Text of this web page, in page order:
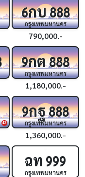
6กบ888
กรุงเทพมหานคร
790,000.-
9กต888
กรุงเทพมหานคร
1,180,000.-
42
9กฐ888
กรุงเทพมหานคร
1,360,000.-
ฉท 999
กรุงเทพมหานคร